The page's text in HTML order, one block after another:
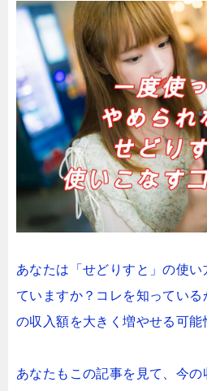
あなたは「せどりすと」の使い
ていますか？ コレを知ってい
の収入額を大きく増やせる可能
あなたもこの記事を見て、今の